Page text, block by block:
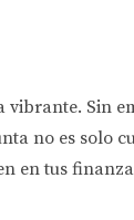
Sin
no es solo
tus